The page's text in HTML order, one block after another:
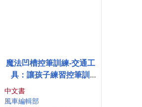
魔法凹槽控筆訓練-交通工
具：讓孩子練習控筆訓
練，N次寫、N次畫，從小
贏在起跑點
中文書
風車編輯部